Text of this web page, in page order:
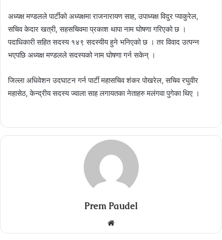
अध्यक्ष मण्डलले पार्टीको अध्यक्षमा राजनारायण साह, उपाध्यक्ष विदुर प्याकुरेल,
सचिव केदार खत्री, सहसचिवमा प्रकाश थापा नाम घोषणा गरिएको छ ।
पदाधिकारी सहित सदस्य १४९ सदस्यीय हुने भनिएको छ । तर विवाद उत्पन्न
भएपछि अध्यक्ष मण्डलले सदस्यको नाम घोषणा गर्न सकेन् ।
जिल्ला अधिवेशन उदघाटन गर्न पार्टी महासचिव शंकर पोखरेल, सचिव रघुवीर
महासेठ, केन्द्रीय सदस्य ज्वाला साह लगायतका नेताहरु मलंगवा पुगेका थिए ।
Prem Paudel
Website